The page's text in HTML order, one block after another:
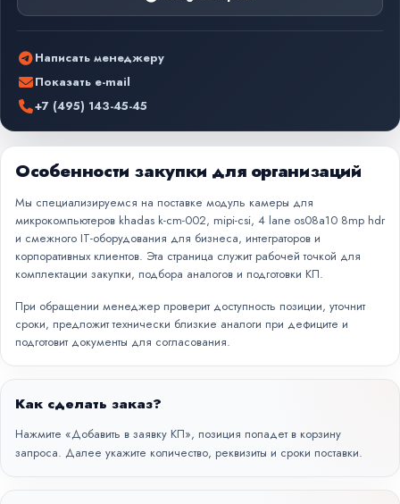
Написать менеджеру
Показать e-mail
+7 (495) 143-45-45
Особенности закупки для организаций
Мы специализируемся на поставке модуль камеры для
микрокомпьютеров khadas k-cm-002, mipi-csi, 4 lane os08a10 8mp hdr
и смежного IT-оборудования для бизнеса, интеграторов и
корпоративных клиентов. Эта страница служит рабочей точкой для
комплектации закупки, подбора аналогов и подготовки КП.
При обращении менеджер проверит доступность позиции, уточнит
сроки, предложит технически близкие аналоги при дефиците и
подготовит документы для согласования.
Как сделать заказ?
Нажмите «Добавить в заявку КП», позиция попадет в корзину
запроса. Далее укажите количество, реквизиты и сроки поставки.